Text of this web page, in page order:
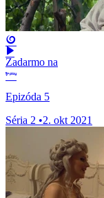
Zadarmo na
Epizóda 5
Séria 2 •2. okt 2021